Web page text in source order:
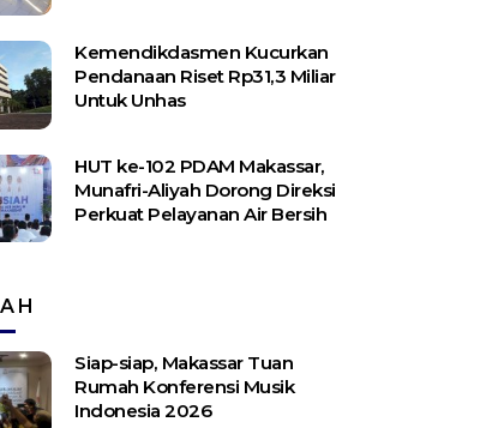
Kemendikdasmen Kucurkan
Pendanaan Riset Rp31,3 Miliar
Untuk Unhas
HUT ke-102 PDAM Makassar,
Munafri-Aliyah Dorong Direksi
Perkuat Pelayanan Air Bersih
Siap-siap, Makassar Tuan
Rumah Konferensi Musik
Indonesia 2026